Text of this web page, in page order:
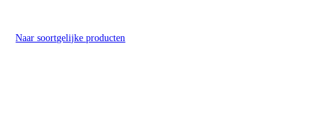
Naar soortgelijke producten